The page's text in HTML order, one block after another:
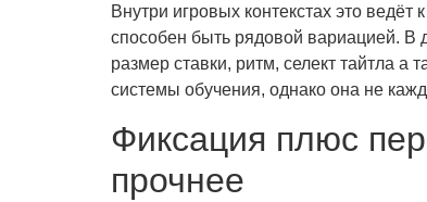
Внутри игровых контекстах это
способен быть рядовой вариацией. В
размер ставки, ритм, селект тайтла а
системы обучения, однако она не
Фиксация плюс
прочнее